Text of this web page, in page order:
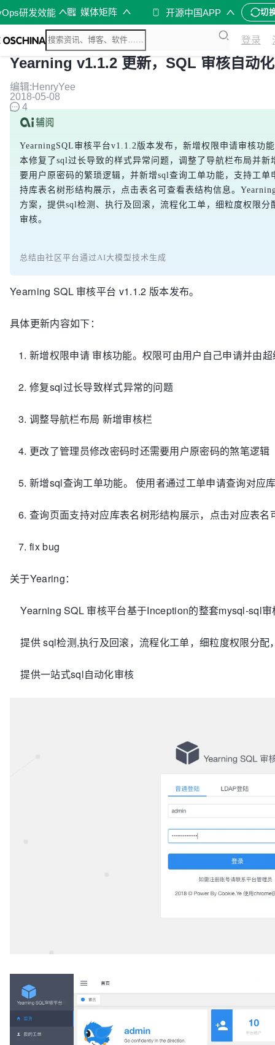
研发效能 媒体矩阵 开源中国APP 切
登录
Yearning v1.1.2 更新，SQL 审核自动
编辑:HenryYee
2018-05-08
4
YearningSQL审核平台v1.1.2版本发布，新增权限申请审核功
本修复了sql过长导致的样式异常问题，调整了导航栏布局并
要用户原密码的繁琐逻辑，并新增sql查询工单功能，支持工
持库表名树形结构展示，点击表名可查看表结构信息。
方案，提供sql检测、执行及回滚，流程化工单，细粒度权限
审核。
总结由社区平台通过AI大模型技术生成
Yearning SQL 审核平台 v1.1.2 版本发布。
具体更新内容如下：
新增权限申请 审核功能。权限可由用户自己申请并由
修复sql过长导致样式异常的问题
调整导航栏布局 新增审核栏
更改了管理员修改密码时还需要用户原密码的煞笔逻辑
新增sql查询工单功能。 使用者通过工单申请查询对应
查询页面支持对应库表名树形结构展示，点击对应表名
fix bug
关于Yearing：
Yearning SQL 审核平台基于Inception的整套mysql-sql审
提供 sql检测,执行及回滚，流程化工单，细粒度权限分配
提供一站式sql自动化审核